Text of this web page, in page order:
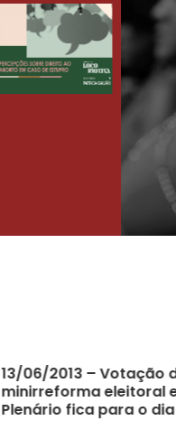
23
13/06/2013 – Votação
minirreforma eleitoral
Plenário fica para o